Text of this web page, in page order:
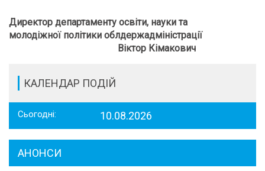
Директор департаменту освіти, науки та
молодіжної політики облдержадміністрації
Віктор Кімакович
КАЛЕНДАР ПОДІЙ
Сьогодні: 10.08.2026
АНОНСИ